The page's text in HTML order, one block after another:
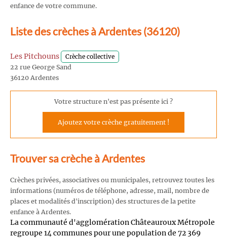
enfance de votre commune.
Liste des crèches à Ardentes (36120)
Les Pitchouns Crèche collective
22 rue George Sand
36120 Ardentes
Votre structure n'est pas présente ici ?
Ajoutez votre crèche gratuitement !
Trouver sa crèche à Ardentes
Crèches privées, associatives ou municipales, retrouvez toutes les
informations (numéros de téléphone, adresse, mail, nombre de
places et modalités d'inscription) des structures de la petite
enfance à Ardentes.
La communauté d'agglomération Châteauroux Métropole
regroupe 14 communes pour une population de 72 369